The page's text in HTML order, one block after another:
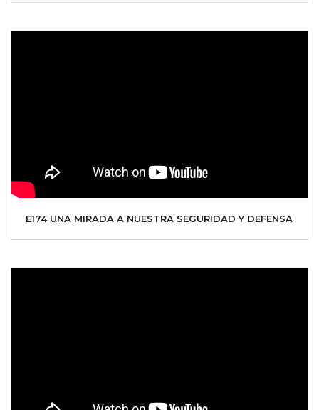
E174 UNA MIRADA A NUESTRA SEGURIDAD Y DEFENSA